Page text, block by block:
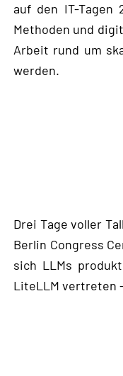
auf den IT-Tagen
Methoden und
Arbeit rund um
werden.
Drei Tage voller
Berlin Congress
sich LLMs
LiteLLM vertreten